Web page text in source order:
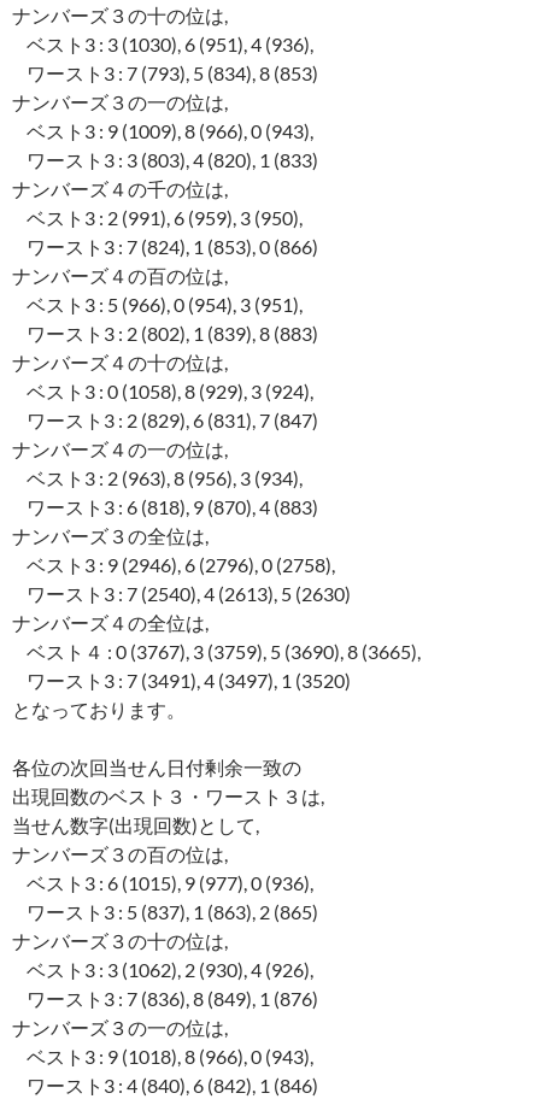
ナンバーズ３の十の位は,
ベスト3 : 3 (1030), 6 (951), 4 (936),
ワースト3 : 7 (793), 5 (834), 8 (853)
ナンバーズ３の一の位は,
ベスト3 : 9 (1009), 8 (966), 0 (943),
ワースト3 : 3 (803), 4 (820), 1 (833)
ナンバーズ４の千の位は,
ベスト3 : 2 (991), 6 (959), 3 (950),
ワースト3 : 7 (824), 1 (853), 0 (866)
ナンバーズ４の百の位は,
ベスト3 : 5 (966), 0 (954), 3 (951),
ワースト3 : 2 (802), 1 (839), 8 (883)
ナンバーズ４の十の位は,
ベスト3 : 0 (1058), 8 (929), 3 (924),
ワースト3 : 2 (829), 6 (831), 7 (847)
ナンバーズ４の一の位は,
ベスト3 : 2 (963), 8 (956), 3 (934),
ワースト3 : 6 (818), 9 (870), 4 (883)
ナンバーズ３の全位は,
ベスト3 : 9 (2946), 6 (2796), 0 (2758),
ワースト3 : 7 (2540), 4 (2613), 5 (2630)
ナンバーズ４の全位は,
ベスト４ : 0 (3767), 3 (3759), 5 (3690), 8 (3665),
ワースト3 : 7 (3491), 4 (3497), 1 (3520)
となっております。
各位の次回当せん日付剰余一致の
出現回数のベスト３・ワースト３は,
当せん数字(出現回数)として,
ナンバーズ３の百の位は,
ベスト3 : 6 (1015), 9 (977), 0 (936),
ワースト3 : 5 (837), 1 (863), 2 (865)
ナンバーズ３の十の位は,
ベスト3 : 3 (1062), 2 (930), 4 (926),
ワースト3 : 7 (836), 8 (849), 1 (876)
ナンバーズ３の一の位は,
ベスト3 : 9 (1018), 8 (966), 0 (943),
ワースト3 : 4 (840), 6 (842), 1 (846)